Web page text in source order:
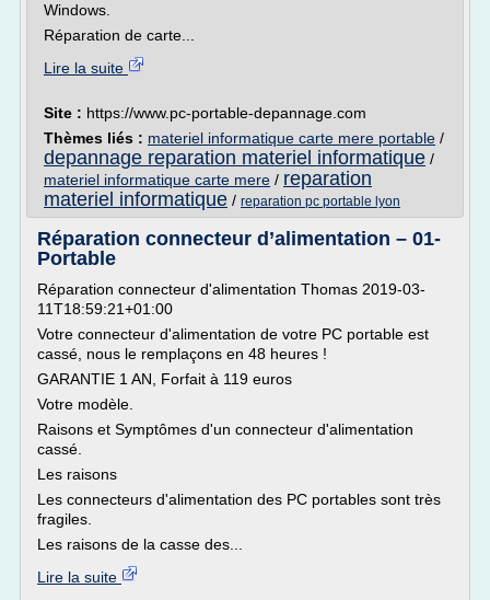
Windows.
Réparation de carte...
Lire la suite
Site : https://www.pc-portable-depannage.com
Thèmes liés : materiel informatique carte mere portable /
depannage reparation materiel informatique /
materiel informatique carte mere / reparation
materiel informatique / reparation pc portable lyon
Réparation connecteur d’alimentation – 01-
Portable
Réparation connecteur d'alimentation Thomas 2019-03-
11T18:59:21+01:00
Votre connecteur d'alimentation de votre PC portable est
cassé, nous le remplaçons en 48 heures !
GARANTIE 1 AN, Forfait à 119 euros
Votre modèle.
Raisons et Symptômes d'un connecteur d'alimentation
cassé.
Les raisons
Les connecteurs d'alimentation des PC portables sont très
fragiles.
Les raisons de la casse des...
Lire la suite